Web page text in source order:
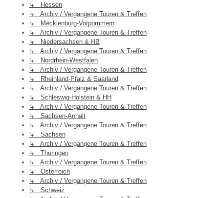
↳ Hessen
↳ Archiv / Vergangene Touren & Treffen
↳ Mecklenburg-Vorpommern
↳ Archiv / Vergangene Touren & Treffen
↳ Niedersachsen & HB
↳ Archiv / Vergangene Touren & Treffen
↳ Nordrhein-Westfalen
↳ Archiv / Vergangene Touren & Treffen
↳ Rheinland-Pfalz & Saarland
↳ Archiv / Vergangene Touren & Treffen
↳ Schleswig-Holstein & HH
↳ Archiv / Vergangene Touren & Treffen
↳ Sachsen-Anhalt
↳ Archiv / Vergangene Touren & Treffen
↳ Sachsen
↳ Archiv / Vergangene Touren & Treffen
↳ Thüringen
↳ Archiv / Vergangene Touren & Treffen
↳ Österreich
↳ Archiv / Vergangene Touren & Treffen
↳ Schweiz